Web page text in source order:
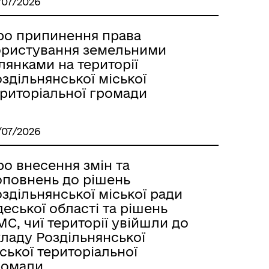
припинення права
земельними
на території
міської
громади
2026
внесення змін та
до рішень
міської ради
області та рішень
чиї території увійшли до
Роздільнянської
територіальної